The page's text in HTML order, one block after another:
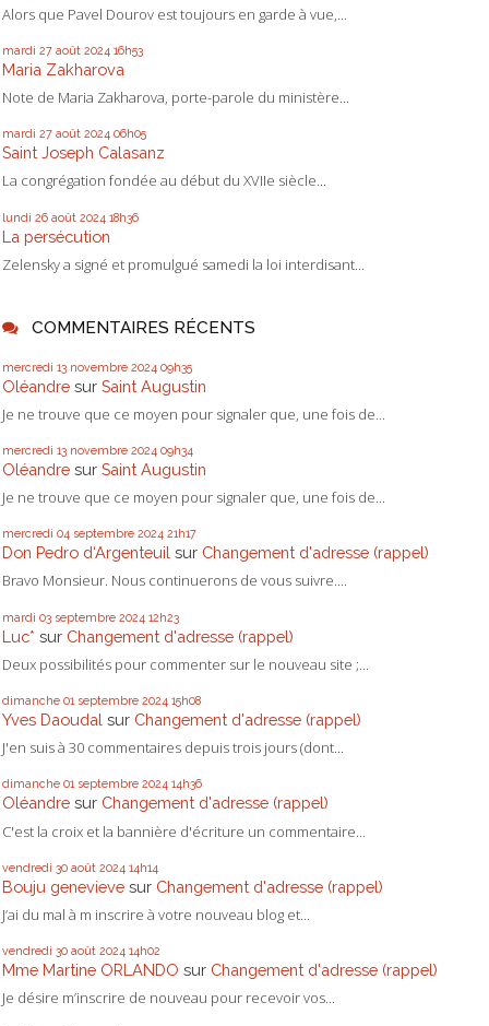
Alors que Pavel Dourov est toujours en garde à vue,...
mardi 27 août 2024 16h53
Maria Zakharova
Note de Maria Zakharova, porte-parole du ministère...
mardi 27 août 2024 06h05
Saint Joseph Calasanz
La congrégation fondée au début du XVIIe siècle...
lundi 26 août 2024 18h36
La persécution
Zelensky a signé et promulgué samedi la loi interdisant...
COMMENTAIRES RÉCENTS
mercredi 13 novembre 2024 09h35
Oléandre sur Saint Augustin
Je ne trouve que ce moyen pour signaler que, une fois de...
mercredi 13 novembre 2024 09h34
Oléandre sur Saint Augustin
Je ne trouve que ce moyen pour signaler que, une fois de...
mercredi 04 septembre 2024 21h17
Don Pedro d‘Argenteuil sur Changement d'adresse (rappel)
Bravo Monsieur. Nous continuerons de vous suivre....
mardi 03 septembre 2024 12h23
Luc* sur Changement d'adresse (rappel)
Deux possibilités pour commenter sur le nouveau site ;...
dimanche 01 septembre 2024 15h08
Yves Daoudal sur Changement d'adresse (rappel)
J'en suis à 30 commentaires depuis trois jours (dont...
dimanche 01 septembre 2024 14h36
Oléandre sur Changement d'adresse (rappel)
C'est la croix et la bannière d'écriture un commentaire...
vendredi 30 août 2024 14h14
Bouju genevieve sur Changement d'adresse (rappel)
J’ai du mal à m inscrire à votre nouveau blog et...
vendredi 30 août 2024 14h02
Mme Martine ORLANDO sur Changement d'adresse (rappel)
Je désire m’inscrire de nouveau pour recevoir vos...